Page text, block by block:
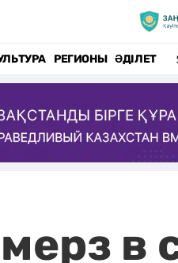
РЕГИОНЫ ӘДІЛЕТ
в